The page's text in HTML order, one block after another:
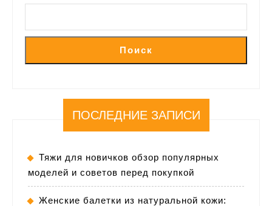
Поиск
ПОСЛЕДНИЕ ЗАПИСИ
Тяжи для новичков обзор популярных
моделей и советов перед покупкой
Женские балетки из натуральной кожи: